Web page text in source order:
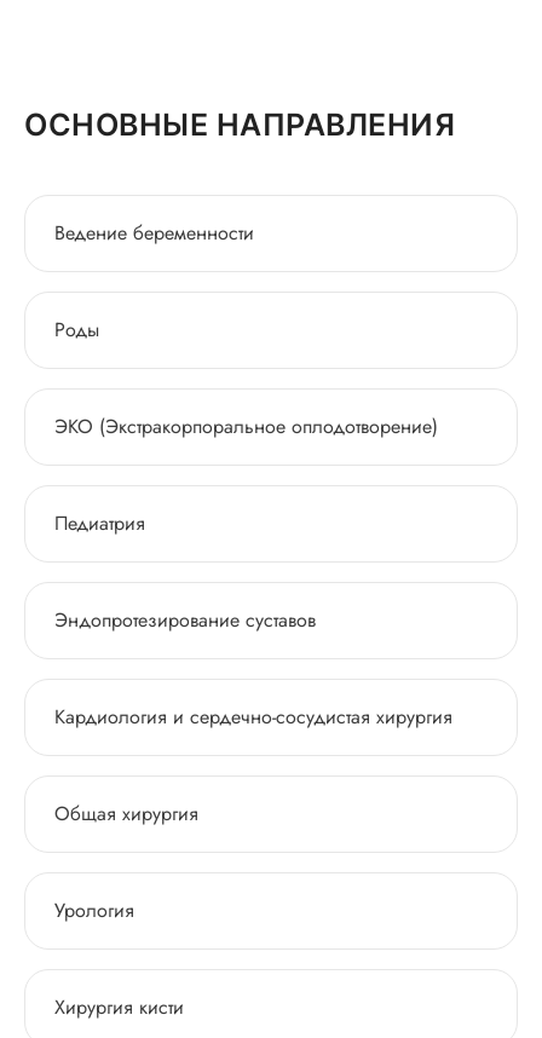
ОСНОВНЫЕ НАПРАВЛЕНИЯ
Ведение беременности
Роды
ЭКО (Экстракорпоральное оплодотворение)
Педиатрия
Эндопротезирование суставов
Кардиология и сердечно-сосудистая хирургия
Общая хирургия
Урология
Хирургия кисти